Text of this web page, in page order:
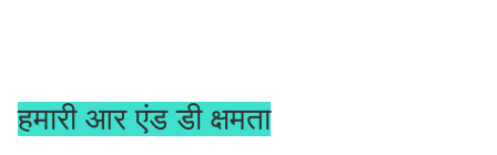
हमारी आर एंड डी क्षमता